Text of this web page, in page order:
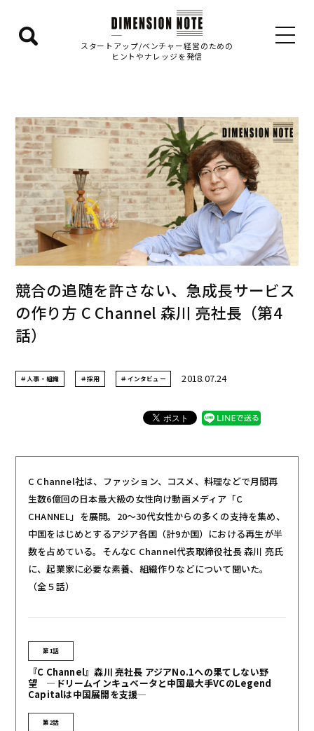
検
を
表
示
す
る
スタートアップ/ベンチャー経営のための
ヒントやナレッジを発信
競合の追随を許さない、急成長サービス
の作り方 C Channel 森川 亮社長（第4
話）
＃人事・組織 ＃採用 ＃インタビュー 2018.07.24
C Channel社は、ファッション、コスメ、料理などで月間再
生数6億回の日本最大級の女性向け動画メディア「C
CHANNEL」を展開。20〜30代女性からの多くの支持を集め、
中国をはじめとするアジア各国（計9か国）における再生が半
数を占めている。そんなC Channel代表取締役社長 森川 亮氏
に、起業家に必要な素養、組織作りなどについて聞いた。
（全５話）
第1話
『C Channel』森川 亮社長 アジアNo.1への果てしない野
望 ―ドリームインキュベータと中国最大手VCのLegend
Capitalは中国展開を支援―
第2話